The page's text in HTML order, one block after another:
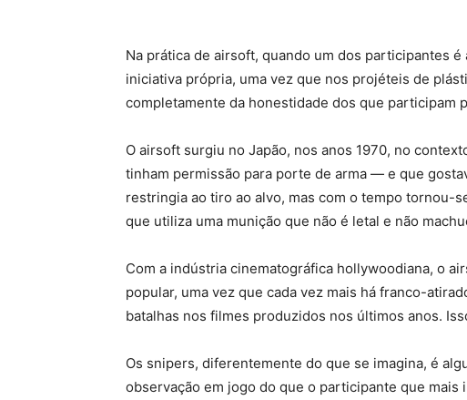
Na prática de airsoft, quando um dos participantes
iniciativa própria, uma vez que nos projéteis de
completamente da honestidade dos que participam
O airsoft surgiu no Japão, nos anos 1970, no
tinham permissão para porte de arma — e que
restringia ao tiro ao alvo, mas com o tempo tornou-
que utiliza uma munição que não é letal e não
Com a indústria cinematográfica hollywoodiana, o
popular, uma vez que cada vez mais há franco-
batalhas nos filmes produzidos nos últimos anos.
Os snipers, diferentemente do que se imagina, é
observação em jogo do que o participante que